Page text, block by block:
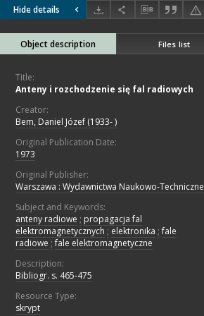
Hide details
Object description Files list
Title:
Anteny i rozchodzenie się fal radiowych
Creator:
Bem, Daniel Józef (1933- )
Original Publication Date:
1973
Original Publisher:
Warszawa : Wydawnictwa Naukowo-Techniczne
Subject and Keywords:
anteny radiowe ; propagacja fal
elektromagnetycznych ; elektronika ; fale
radiowe ; fale elektromagnetyczne
Description:
Bibliogr. s. 465-475
Resource Type:
skrypt